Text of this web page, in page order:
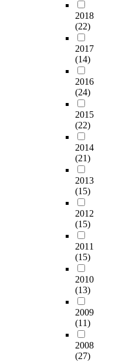
2018
(22)
2017
(14)
2016
(24)
2015
(22)
2014
(21)
2013
(15)
2012
(15)
2011
(15)
2010
(13)
2009
(11)
2008
(27)